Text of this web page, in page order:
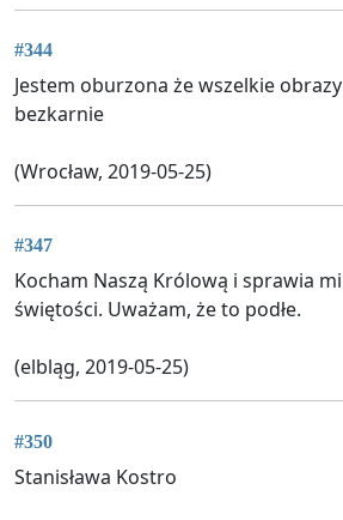
#344
Jestem oburzona że wszelkie
bezkarnie
(Wrocław, 2019-05-25)
#347
Kocham Naszą Królową i sprawia
świętości. Uważam, że to podłe.
(elbląg, 2019-05-25)
#350
Stanisława Kostro